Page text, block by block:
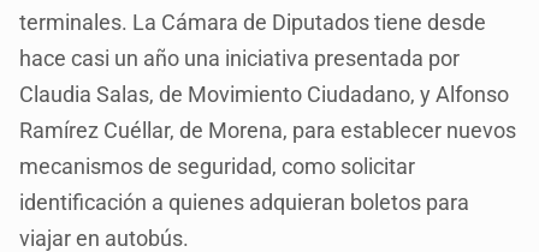
terminales. La Cámara de Diputados tiene desde
hace casi un año una iniciativa presentada por
Claudia Salas, de Movimiento Ciudadano, y Alfonso
Ramírez Cuéllar, de Morena, para establecer nuevos
mecanismos de seguridad, como solicitar
identificación a quienes adquieran boletos para
viajar en autobús.